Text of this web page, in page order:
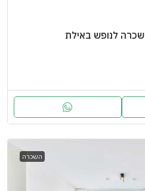
לנופש באילת
השכרה